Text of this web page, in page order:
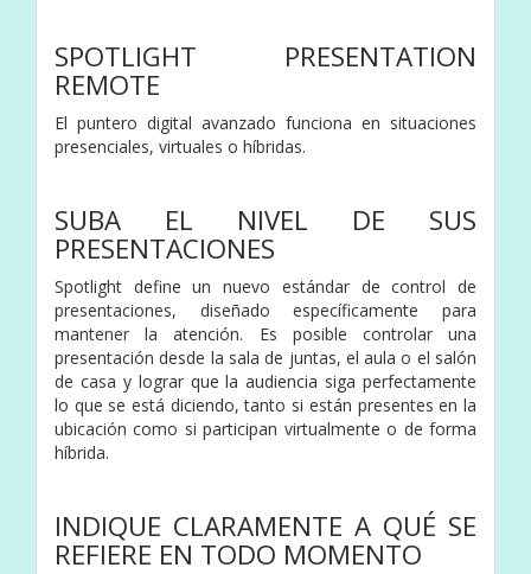
SPOTLIGHT PRESENTATION
REMOTE
El puntero digital avanzado funciona en situaciones
presenciales, virtuales o híbridas.
SUBA EL NIVEL DE SUS
PRESENTACIONES
Spotlight define un nuevo estándar de control de
presentaciones, diseñado específicamente para
mantener la atención. Es posible controlar una
presentación desde la sala de juntas, el aula o el salón
de casa y lograr que la audiencia siga perfectamente
lo que se está diciendo, tanto si están presentes en la
ubicación como si participan virtualmente o de forma
híbrida.
INDIQUE CLARAMENTE A QUÉ SE
REFIERE EN TODO MOMENTO